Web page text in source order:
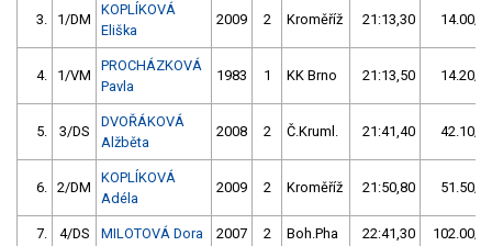
3. 1/DM
KOPLÍKOVÁ
Eliška
2009 2 Kroměříž 21:13,30 14.00/
4. 1/VM
PROCHÁZKOVÁ
Pavla
1983 1 KK Brno 21:13,50 14.20/
5. 3/DS
DVOŘÁKOVÁ
Alžběta
2008 2 Č.Kruml. 21:41,40 42.10/
6. 2/DM
KOPLÍKOVÁ
Adéla
2009 2 Kroměříž 21:50,80 51.50/
7. 4/DS MILOTOVÁ Dora 2007 2 Boh.Pha 22:41,30 102.00/